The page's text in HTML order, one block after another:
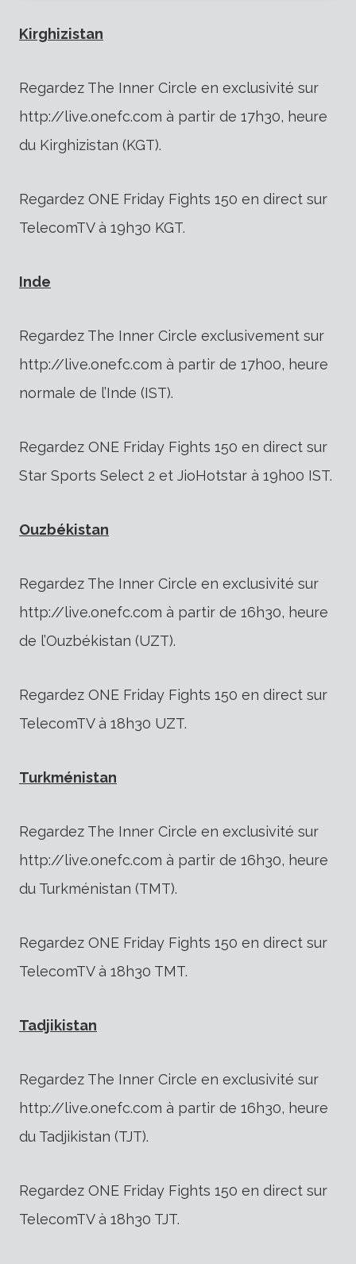
Kirghizistan
Regardez The Inner Circle en exclusivité sur
http://live.onefc.com à partir de 17h30, heure
du Kirghizistan (KGT).
Regardez ONE Friday Fights 150 en direct sur
TelecomTV à 19h30 KGT.
Inde
Regardez The Inner Circle exclusivement sur
http://live.onefc.com à partir de 17h00, heure
normale de l’Inde (IST).
Regardez ONE Friday Fights 150 en direct sur
Star Sports Select 2 et JioHotstar à 19h00 IST.
Ouzbékistan
Regardez The Inner Circle en exclusivité sur
http://live.onefc.com à partir de 16h30, heure
de l’Ouzbékistan (UZT).
Regardez ONE Friday Fights 150 en direct sur
TelecomTV à 18h30 UZT.
Turkménistan
Regardez The Inner Circle en exclusivité sur
http://live.onefc.com à partir de 16h30, heure
du Turkménistan (TMT).
Regardez ONE Friday Fights 150 en direct sur
TelecomTV à 18h30 TMT.
Tadjikistan
Regardez The Inner Circle en exclusivité sur
http://live.onefc.com à partir de 16h30, heure
du Tadjikistan (TJT).
Regardez ONE Friday Fights 150 en direct sur
TelecomTV à 18h30 TJT.